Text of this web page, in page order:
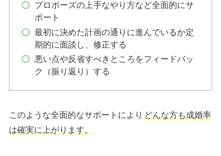
プロポーズの上手なやり方など全面的にサ
ポート
最初に決めた計画の通りに進んでいるか定
期的に面談し、修正する
悪い点や反省すべきところをフィードバッ
ク（振り返り）する
このような全面的なサポートにより どんな方も成婚率
は確実に上がります。